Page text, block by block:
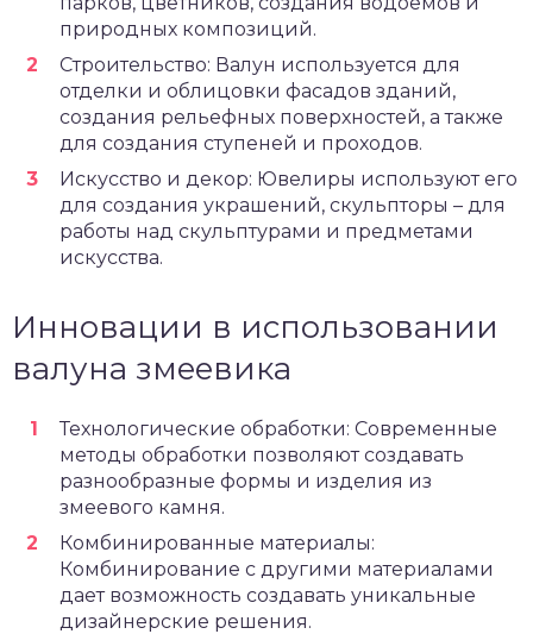
природных композиций.
Строительство: Валун используется для
отделки и облицовки фасадов зданий,
создания рельефных поверхностей, а также
для создания ступеней и проходов.
Искусство и декор: Ювелиры используют его
для создания украшений, скульпторы – для
работы над скульптурами и предметами
искусства.
Инновации в использовании
валуна змеевика
Технологические обработки: Современные
методы обработки позволяют создавать
разнообразные формы и изделия из
змеевого камня.
Комбинированные материалы:
Комбинирование с другими материалами
дает возможность создавать уникальные
дизайнерские решения.